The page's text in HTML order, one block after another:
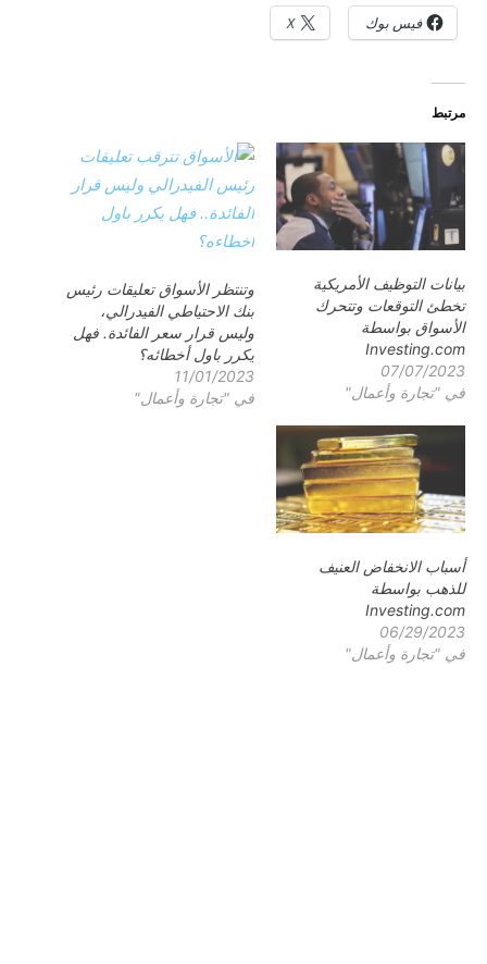
فيس بوك X
مرتبط
بيانات التوظيف الأمريكية
تخطئ التوقعات وتتحرك
الأسواق بواسطة
Investing.com
07/07/2023
في "تجارة وأعمال"
وتنتظر الأسواق تعليقات رئيس
بنك الاحتياطي الفيدرالي،
وليس قرار سعر الفائدة. فهل
يكرر باول أخطائه؟
11/01/2023
في "تجارة وأعمال"
أسباب الانخفاض العنيف
للذهب بواسطة
Investing.com
06/29/2023
في "تجارة وأعمال"